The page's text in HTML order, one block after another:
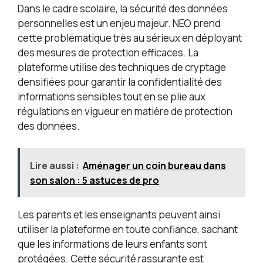
Dans le cadre scolaire, la sécurité des données
personnelles est un enjeu majeur. NEO prend
cette problématique très au sérieux en déployant
des mesures de protection efficaces. La
plateforme utilise des techniques de cryptage
densifiées pour garantir la confidentialité des
informations sensibles tout en se plie aux
régulations en vigueur en matière de protection
des données.
Lire aussi : Aménager un coin bureau dans
son salon : 5 astuces de pro
Les parents et les enseignants peuvent ainsi
utiliser la plateforme en toute confiance, sachant
que les informations de leurs enfants sont
protégées. Cette sécurité rassurante est